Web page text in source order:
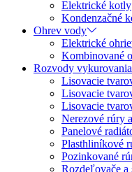
Elektrické kotly
Kondenzačné
Ohrev vody
Elektrické
Kombinované
Rozvody vykurovania
Lisovacie
Lisovacie
Lisovacie
Nerezové rúry
Panelové
Plasthliníkové
Pozinkované
Rozdeľovače a